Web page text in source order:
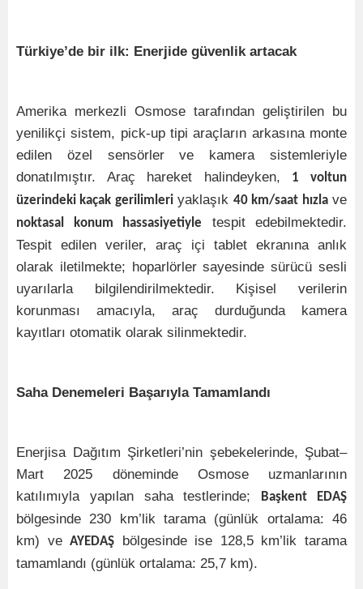
Türkiye’de bir ilk: Enerjide güvenlik artacak
Amerika merkezli Osmose tarafından geliştirilen bu
yenilikçi sistem, pick-up tipi araçların arkasına monte
edilen özel sensörler ve kamera sistemleriyle
donatılmıştır. Araç hareket halindeyken, 1 voltun
üzerindeki kaçak gerilimleriyaklaşık 40 km/saat hızlave
noktasal konum hassasiyetiyle
tespit edebilmektedir.
Tespit edilen veriler, araç içi tablet ekranına anlık
olarak iletilmekte; hoparlörler sayesinde sürücü sesli
uyarılarla bilgilendirilmektedir. Kişisel verilerin
korunması amacıyla, araç durduğunda kamera
kayıtları otomatik olarak silinmektedir.
Saha Denemeleri Başarıyla Tamamlandı
Enerjisa Dağıtım Şirketleri’nin şebekelerinde, Şubat–
Mart 2025 döneminde Osmose uzmanlarının
katılımıyla yapılan saha testlerinde;
Başkent EDAŞ
bölgesinde 230 km’lik tarama (günlük ortalama: 46
km) veAYEDAŞ bölgesinde ise 128,5 km’lik tarama
tamamlandı (günlük ortalama: 25,7 km).